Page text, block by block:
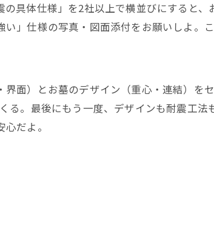
具体仕様」を2社以上で横並びにすると
」仕様の写真・図面添付をお願いしよ。
面）とお墓のデザイン（重心・連結）を
る。最後にもう一度、デザインも耐震工
だよ。